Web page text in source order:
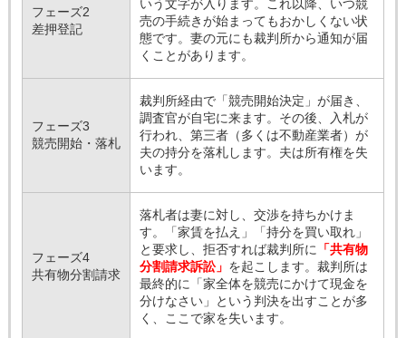
フェーズ2
差押登記
いう文字が入ります。これ以降、いつ競
売の手続きが始まってもおかしくない状
態です。妻の元にも裁判所から通知が届
くことがあります。
フェーズ3
競売開始・落札
裁判所経由で「競売開始決定」が届き、
調査官が自宅に来ます。その後、入札が
行われ、第三者（多くは不動産業者）が
夫の持分を落札します。夫は所有権を失
います。
フェーズ4
共有物分割請求
落札者は妻に対し、交渉を持ちかけま
す。「家賃を払え」「持分を買い取れ」
と要求し、拒否すれば裁判所に 「共有物
分割請求訴訟」 を起こします。裁判所は
最終的に「家全体を競売にかけて現金を
分けなさい」という判決を出すことが多
く、ここで家を失います。